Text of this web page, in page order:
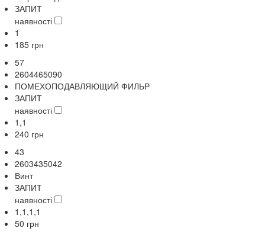
ЗАПИТ
наявності
1
185 грн
57
2604465090
ПОМЕХОПОДАВЛЯЮЩИЙ ФИЛЬР
ЗАПИТ
наявності
1,1
240 грн
43
2603435042
Винт
ЗАПИТ
наявності
1,1,1,1
50 грн